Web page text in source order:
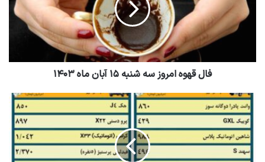
فال قهوه امروز سه شنبه ۱۵ آبان ماه ۱۴۰۳